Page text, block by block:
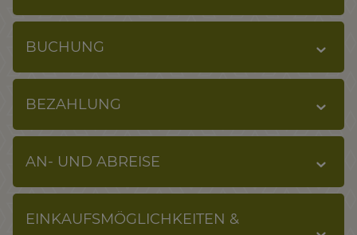
BUCHUNG
BEZAHLUNG
AN- UND ABREISE
EINKAUFSMÖGLICHKEITEN &